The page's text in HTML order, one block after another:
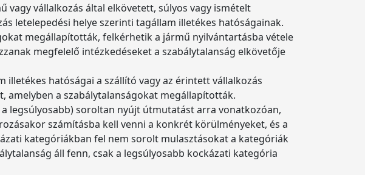
vagy vállalkozás által elkövetett, súlyos vagy ismételt
letelepedési helye szerinti tagállam illetékes hatóságainak.
megállapították, felkérhetik a jármű nyilvántartásba vétele
megfelelő intézkedéseket a szabálytalanság elkövetője
illetékes hatóságai a szállító vagy az érintett vállalkozás
a szabálytalanságokat megállapították.
legsúlyosabb) soroltan nyújt útmutatást arra vonatkozóan,
számításba kell venni a konkrét körülményeket, és a
kategóriákban fel nem sorolt mulasztásokat a kategóriák
áll fenn, csak a legsúlyosabb kockázati kategória